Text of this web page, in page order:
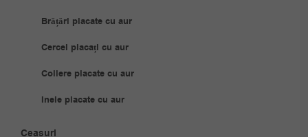
Brățări placate cu aur
Cercei placați cu aur
Coliere placate cu aur
Inele placate cu aur
Ceasuri